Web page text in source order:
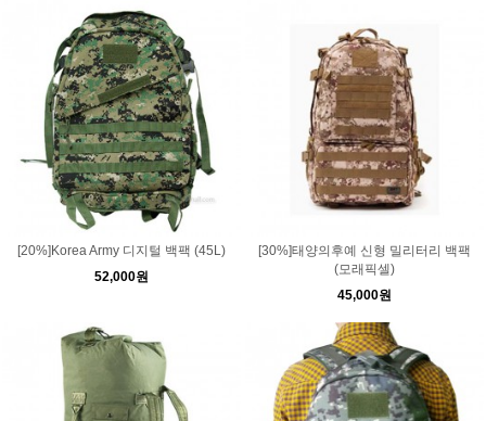
[20%]Korea Army 디지털 백팩 (45L)
52,000원
[30%]태양의후예 신형 밀리터리 백팩
(모래픽셀)
45,000원